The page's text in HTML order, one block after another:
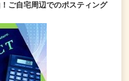
ご自宅周辺でのポスティング